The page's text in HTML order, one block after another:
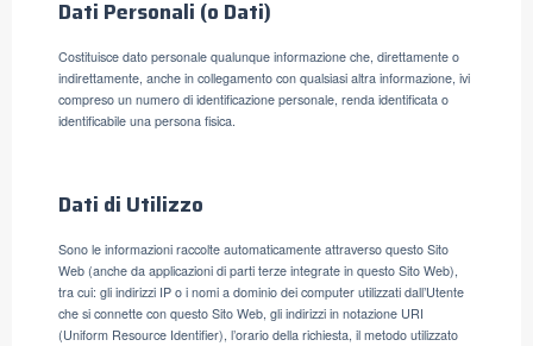
Dati Personali (o Dati)
Costituisce dato personale qualunque informazione che, direttamente o
indirettamente, anche in collegamento con qualsiasi altra informazione, ivi
compreso un numero di identificazione personale, renda identificata o
identificabile una persona fisica.
Dati di Utilizzo
Sono le informazioni raccolte automaticamente attraverso questo Sito
Web (anche da applicazioni di parti terze integrate in questo Sito Web),
tra cui: gli indirizzi IP o i nomi a dominio dei computer utilizzati dall’Utente
che si connette con questo Sito Web, gli indirizzi in notazione URI
(Uniform Resource Identifier), l’orario della richiesta, il metodo utilizzato